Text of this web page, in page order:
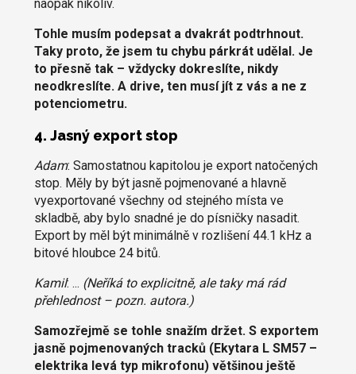
naopak nikoliv.
Tohle musím podepsat a dvakrát podtrhnout.
Taky proto, že jsem tu chybu párkrát udělal. Je
to přesně tak – vždycky dokreslíte, nikdy
neodkreslíte. A drive, ten musí jít z vás a ne z
potenciometru.
4. Jasný export stop
Adam: Samostatnou kapitolou je export natočených
stop. Měly by být jasně pojmenované a hlavně
vyexportované všechny od stejného místa ve
skladbě, aby bylo snadné je do písničky nasadit.
Export by měl být minimálně v rozlišení 44.1 kHz a
bitové hloubce 24 bitů.
Kamil: ... (Neříká to explicitně, ale taky má rád
přehlednost – pozn. autora.)
Samozřejmě se tohle snažím držet. S exportem
jasně pojmenovaných tracků (Ekytara L SM57 –
elektrika levá typ mikrofonu) většinou ještě